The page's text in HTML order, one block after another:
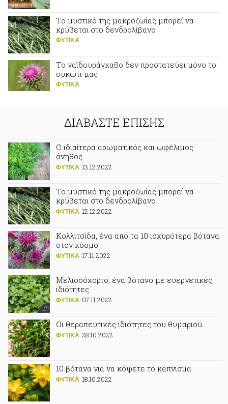
Το μυστικό της μακροζωίας μπορεί να
κρύβεται στο δενδρολίβανο
ΦΥΤΙΚA
Το γαϊδουράγκαθο δεν προστατεύει μόνο το
συκώτι μας
ΦΥΤΙΚA
ΔΙΑΒΑΣΤΕ ΕΠΙΣΗΣ
Ο ιδιαίτερα αρωματικός και ωφέλιμος
άνηθος
ΦΥΤΙΚA 13.12.2022
Το μυστικό της μακροζωίας μπορεί να
κρύβεται στο δενδρολίβανο
ΦΥΤΙΚA 12.12.2022
Κολλιτσίδα, ένα από τα 10 ισχυρότερα βότανα
στον κόσμο
ΦΥΤΙΚA 17.11.2022
Μελισσόχορτο, ένα βότανο με ευεργετικές
ιδιότητες
ΦΥΤΙΚA 07.11.2022
Οι θεραπευτικές ιδιότητες του θυμαριού
ΦΥΤΙΚA 28.10.2022
10 βότανα για να κόψετε το κάπνισμα
ΦΥΤΙΚA 18.10.2022